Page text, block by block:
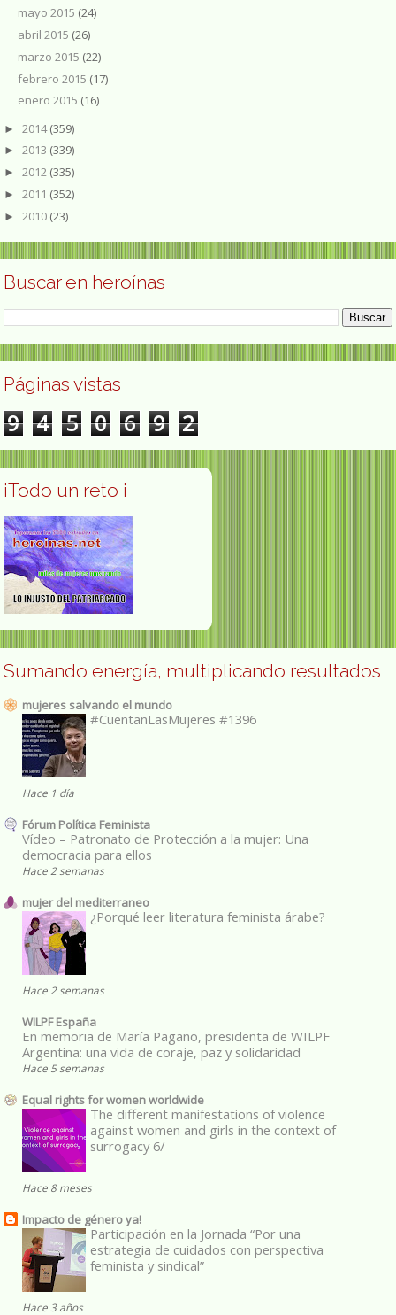
mayo 2015 (24)
abril 2015 (26)
marzo 2015 (22)
febrero 2015 (17)
enero 2015 (16)
► 2014(359)
► 2013 (339)
► 2012 (335)
► 2011 (352)
► 2010 (23)
Buscar en heroínas
Páginas vistas
9 4 5 0 6 9 2
¡Todo un reto ¡
Sumando energía, multiplicando resultados
mujeres salvando el mundo
#CuentanLasMujeres #1396
Hace 1 día
Fórum Política Feminista
Vídeo – Patronato de Protección a la mujer: Una
democracia para ellos
Hace 2 semanas
mujer del mediterraneo
¿Porqué leer literatura feminista árabe?
Hace 2 semanas
WILPF España
En memoria de María Pagano, presidenta de WILPF
Argentina: una vida de coraje, paz y solidaridad
Hace 5 semanas
Equal rights for women worldwide
The different manifestations of violence
against women and girls in the context of
surrogacy 6/
Hace 8 meses
Impacto de género ya!
Participación en la Jornada “Por una
estrategia de cuidados con perspectiva
feminista y sindical”
Hace 3 años